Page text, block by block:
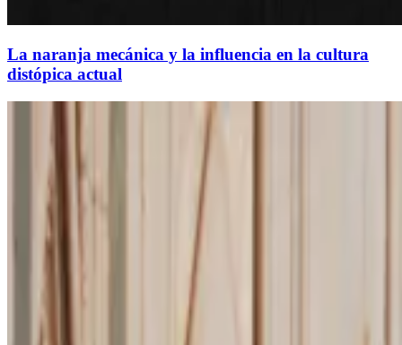
La naranja mecánica y la influencia en la cultura
distópica actual